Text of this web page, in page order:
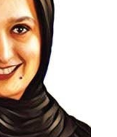
از PS5 تا آیفون17 و بیت کوین برنده شو 🔥
گردونه شانس بدون پوچ 💥
بچرخونش